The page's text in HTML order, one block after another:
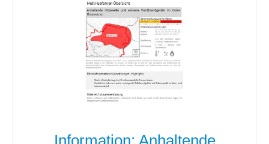
Information: Anhaltende